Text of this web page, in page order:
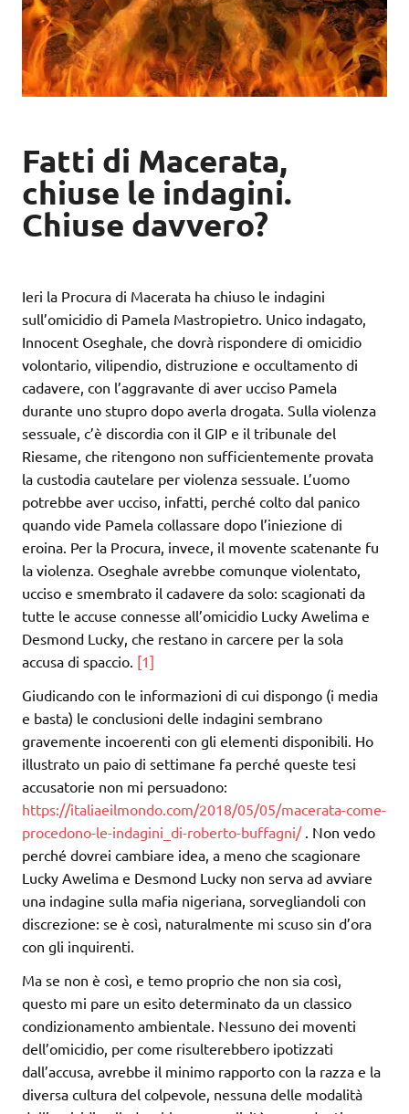
Fatti di Macerata,
chiuse le indagini.
Chiuse davvero?
Ieri la Procura di Macerata ha chiuso le indagini
sull’omicidio di Pamela Mastropietro. Unico indagato,
Innocent Oseghale, che dovrà rispondere di omicidio
volontario, vilipendio, distruzione e occultamento di
cadavere, con l’aggravante di aver ucciso Pamela
durante uno stupro dopo averla drogata. Sulla violenza
sessuale, c’è discordia con il GIP e il tribunale del
Riesame, che ritengono non sufficientemente provata
la custodia cautelare per violenza sessuale. L’uomo
potrebbe aver ucciso, infatti, perché colto dal panico
quando vide Pamela collassare dopo l’iniezione di
eroina. Per la Procura, invece, il movente scatenante fu
la violenza. Oseghale avrebbe comunque violentato,
ucciso e smembrato il cadavere da solo: scagionati da
tutte le accuse connesse all’omicidio Lucky Awelima e
Desmond Lucky, che restano in carcere per la sola
accusa di spaccio. [1]
Giudicando con le informazioni di cui dispongo (i media
e basta) le conclusioni delle indagini sembrano
gravemente incoerenti con gli elementi disponibili. Ho
illustrato un paio di settimane fa perché queste tesi
accusatorie non mi persuadono:
https://italiaeilmondo.com/2018/05/05/macerata-come-
procedono-le-indagini_di-roberto-buffagni/. Non vedo
perché dovrei cambiare idea, a meno che scagionare
Lucky Awelima e Desmond Lucky non serva ad avviare
una indagine sulla mafia nigeriana, sorvegliandoli con
discrezione: se è così, naturalmente mi scuso sin d’ora
con gli inquirenti.
Ma se non è così, e temo proprio che non sia così,
questo mi pare un esito determinato da un classico
condizionamento ambientale. Nessuno dei moventi
dell’omicidio, per come risulterebbero ipotizzati
dall’accusa, avrebbe il minimo rapporto con la razza e la
diversa cultura del colpevole, nessuna delle modalità